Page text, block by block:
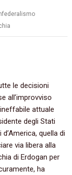
le decisioni
all’improvviso
attuale
degli Stati
d’America, quella di
via libera alla
di Erdogan per
ha